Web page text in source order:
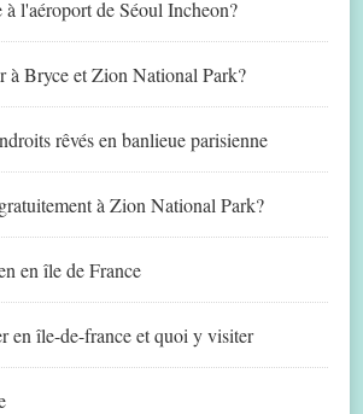
à l'aéroport de Séoul Incheon?
à Bryce et Zion National Park?
rêvés en banlieue parisienne
à Zion National Park?
en île de France
en île-de-france et quoi y visiter